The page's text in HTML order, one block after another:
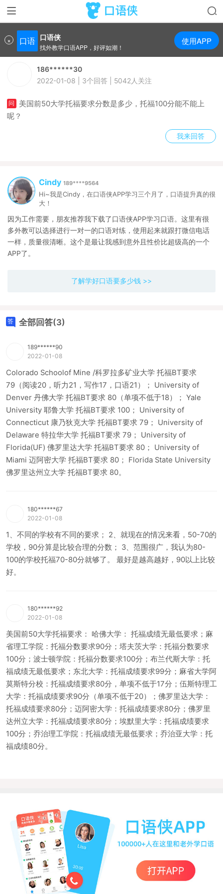
口语侠
美国前50大学托福要求分数是多少，托福100分能不能上
× 口语 口语侠
找外教学口语APP，好评如潮！
使用APP
186******30
2022-01-08 | 3个回答 | 5042人关注
美国前50大学托福要求分数是多少，托福100分能不能上
呢？
我来回答
Cindy 189****9564
Hi~我是Cindy，在口语侠APP学习三个月了，口语提升真的很
大！
因为工作需要，朋友推荐我下载了口语侠APP学习口语。这里有很
多外教可以选择进行一对一的口语对练，使用起来就跟打微信电话
一样，质量很清晰。这个是最让我感到意外且性价比超级高的一个
APP了。
了解学好口语要多少钱 >>
全部回答(3)
189******90
2022-01-08
Colorado Schoolof Mine /科罗拉多矿业大学 托福BT要求
79（阅读20，听力21，写作17，口语21）； University of
Denver 丹佛大学 托福BT要求 80（单项不低于18）； Yale
University 耶鲁大学 托福BT要求 100； University of
Connecticut 康乃狄克大学 托福BT要求 79； University of
Delaware 特拉华大学 托福BT要求 79； University of
Florida(UF) 佛罗里达大学 托福BT要求 80； University of
Miami 迈阿密大学 托福BT要求 80； Florida State University
佛罗里达州立大学 托福BT要求 80。
180******67
2022-01-08
1、不同的学校有不同的要求； 2、就现在的情况来看，50-70的
学校，90分算是比较合理的分数； 3、范围很广，我认为80-
100的学校托福70-80分就够了。 最好是越高越好，90以上比较
好。
180******92
2022-01-08
美国前50大学托福要求： 哈佛大学： 托福成绩无最低要求；麻
省理工学院：托福分数要求90分；塔夫茨大学：托福分数要求
100分；波士顿学院：托福分数要求100分；布兰代斯大学：托
福成绩无最低要求；东北大学：托福成绩要求99分；麻省大学阿
莫斯特分校：托福成绩要求80分，单项不低于17分；伍斯特理工
大学：托福成绩要求90分（单项不低于20）；佛罗里达大学：
托福成绩要求80分；迈阿密大学：托福成绩要求80分；佛罗里
达州立大学：托福成绩要求80分；埃默里大学：托福成绩要求
100分；乔治理工学院：托福成绩无最低要求；乔治亚大学：托
福成绩80分。